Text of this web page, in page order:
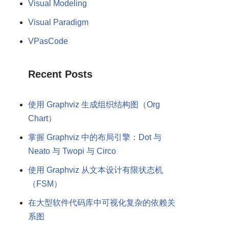
Visual Modeling
Visual Paradigm
VPasCode
Recent Posts
使用 Graphviz 生成组织结构图（Org
Chart）
掌握 Graphviz 中的布局引擎：Dot 与
Neato 与 Twopi 与 Circo
使用 Graphviz 从文本设计有限状态机
（FSM）
在大型软件代码库中可视化复杂的依赖关
系图